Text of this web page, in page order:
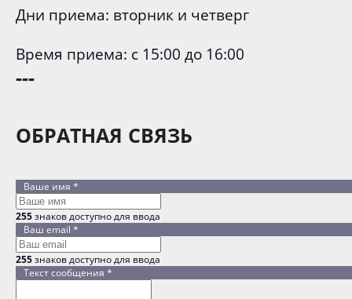
Дни приема: вторник и четверг
Время приема: с 15:00 до 16:00
---
ОБРАТНАЯ СВЯЗЬ
Ваше имя *
255знаков доступно для ввода
Ваш email *
255знаков доступно для ввода
Текст сообщения *